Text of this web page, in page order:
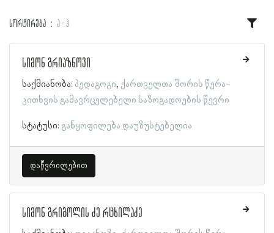
სორტირება ა - ჰ
სიმონ გრიაზნოვი
საქმიანობა: პედაგოგი ქართველთა შორის წერა-
კითხვის გამავრცელებელი საზოგადოების წევრი
სტატუსი: განყოფილება დაუზუსტებელია
დაწვრილებით
სიმონ გრიგოლის ძე რცხილაძე